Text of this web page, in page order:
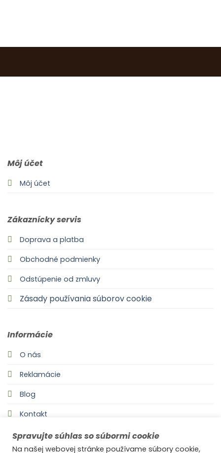
Môj účet
Môj účet
Zákaznícky servis
Doprava a platba
Obchodné podmienky
Odstúpenie od zmluvy
Zásady používania súborov cookie
Informácie
O nás
Reklamácie
Blog
Kontakt
Spravujte súhlas so súbormi cookie
Na našej webovej stránke používame súbory cookie,